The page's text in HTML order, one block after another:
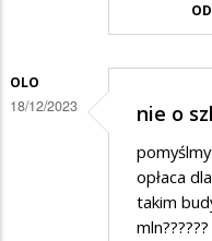
OLO
18/12/2023 nie o
opłaca
takim
mln??????